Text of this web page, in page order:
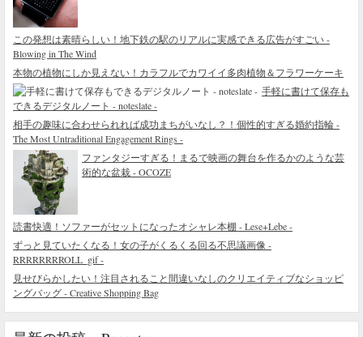
この発想は素晴らしい！地下鉄の駅のリアルに実感できる広告がすごい -
Blowing in The Wind
本物の植物にしか見えない！カラフルでカワイイ多肉植物＆フラワーケーキ
手軽に書けて保存も
できるデジタルノート - noteslate -
相手の趣味に合わせられれば成功まちがいなし？！個性的すぎる婚約指輪 -
The Most Untraditional Engagement Rings -
ファンタジーすぎる！まるで映画の舞台を作るかのような芸
術的な盆栽 - OCOZE
読書快適！ソファーがセットになったオシャレ本棚 - Lese+Lebe -
ずっと見ていたくなる！女の子がくるくる回る不思議画像 -
RRRRRRRROLL_gif -
見せびらかしたい！注目されること間違いなしのクリエイティブなショッピ
ングバッグ - Creative Shopping Bag